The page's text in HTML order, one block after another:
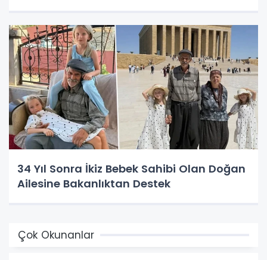
34 Yıl Sonra İkiz Bebek Sahibi Olan Doğan
Ailesine Bakanlıktan Destek
Çok Okunanlar